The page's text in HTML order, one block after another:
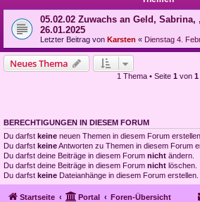
05.02.02 Zuwachs an Geld, Sabrina,
26.01.2025
Letzter Beitrag von Karsten « Dienstag 4.
Neues Thema
1 Thema • Seite 1 von 1
BERECHTIGUNGEN IN DIESEM FORUM
Du darfst keine neuen Themen in diesem Forum erstellen.
Du darfst keineAntworten zu Themen in diesem Forum
Du darfst deine Beiträge in diesem Forum nicht ändern.
Du darfst deine Beiträge in diesem Forum nicht löschen.
Du darfst keine Dateianhänge in diesem Forum erstellen.
Startseite Portal Foren-Übersicht